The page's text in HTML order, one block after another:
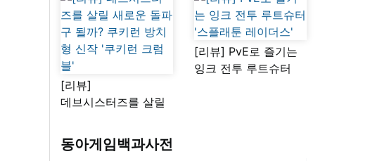
[리뷰]
데브시스터즈를 살릴
쿠키런 방치형 신작
'쿠키런 크럼블'
[리뷰] PvE로 즐기는
잉크 전투 루트슈터
동아게임백과사전